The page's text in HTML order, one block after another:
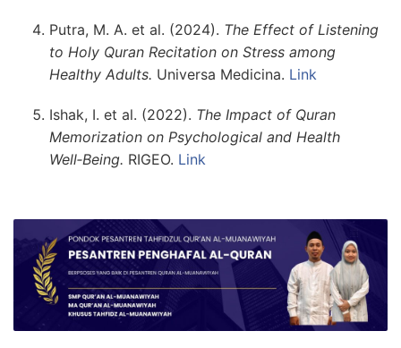
Putra, M. A. et al. (2024). The Effect of Listening
to Holy Quran Recitation on Stress among
Healthy Adults. Universa Medicina. Link
Ishak, I. et al. (2022). The Impact of Quran
Memorization on Psychological and Health
Well‑Being. RIGEO. Link